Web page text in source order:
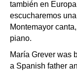
también en
escucharemos
Montemayor
piano.
María Grever was
a Spanish father